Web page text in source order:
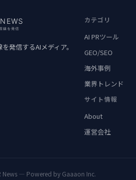
発信するAIメディア。
カテゴリ
AI PRツール
GEO/SEO
海外事例
業界トレンド
サイト情報
About
運営会社
— Powered by Gaaaon Inc.